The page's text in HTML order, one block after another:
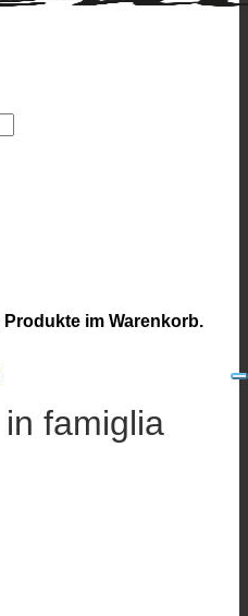
im Warenkorb.
famiglia